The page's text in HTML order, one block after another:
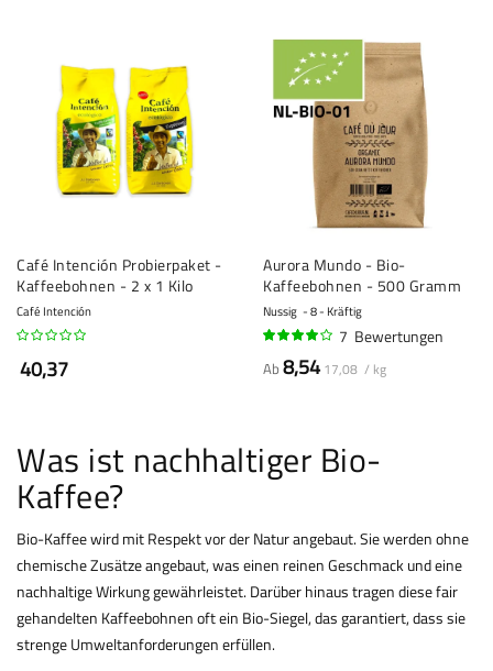
Café Intención Probierpaket -
Kaffeebohnen - 2 x 1 Kilo
Café Intención
40,37
Aurora Mundo - Bio-
Kaffeebohnen - 500 Gramm
Nussig 8 - Kräftig
7 Bewertungen
Ab8,54 17,08 / kg
Was ist nachhaltiger Bio-
Kaffee?
Bio-Kaffee wird mit Respekt vor der Natur angebaut. Sie werden ohne
chemische Zusätze angebaut, was einen reinen Geschmack und eine
nachhaltige Wirkung gewährleistet. Darüber hinaus tragen diese fair
gehandelten Kaffeebohnen oft ein Bio-Siegel, das garantiert, dass sie
strenge Umweltanforderungen erfüllen.